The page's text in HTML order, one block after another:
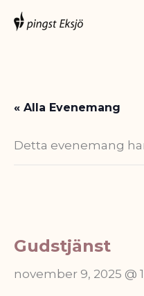
Hoppa
« Alla Evenemang
Detta evenemang
Gudstjänst
november 9, 2025 @